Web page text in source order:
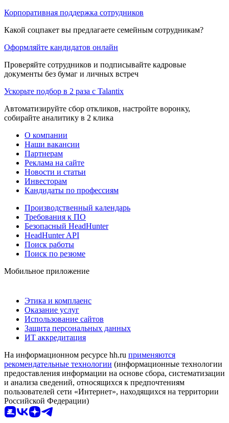
Корпоративная поддержка сотрудников
Какой соцпакет вы предлагаете семейным сотрудникам?
Оформляйте кандидатов онлайн
Проверяйте сотрудников и подписывайте кадровые
документы без бумаг и личных встреч
Ускорьте подбор в 2 раза с Talantix
Автоматизируйте сбор откликов, настройте воронку,
собирайте аналитику в 2 клика
О компании
Наши вакансии
Партнерам
Реклама на сайте
Новости и статьи
Инвесторам
Кандидаты по профессиям
Производственный календарь
Требования к ПО
Безопасный HeadHunter
HeadHunter API
Поиск работы
Поиск по резюме
Мобильное приложение
Этика и комплаенс
Оказание услуг
Использование сайтов
Защита персональных данных
ИТ аккредитация
На информационном ресурсе hh.ru применяются
рекомендательные технологии (информационные технологии
предоставления информации на основе сбора, систематизации
и анализа сведений, относящихся к предпочтениям
пользователей сети «Интернет», находящихся на территории
Российской Федерации)